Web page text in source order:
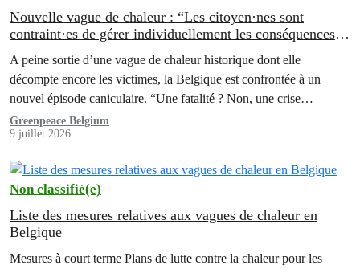
Nouvelle vague de chaleur : “Les citoyen·nes sont
contraint·es de gérer individuellement les conséquences
A peine sortie d’une vague de chaleur historique dont elle
décompte encore les victimes, la Belgique est confrontée à un
nouvel épisode caniculaire. “Une fatalité ? Non, une crise
annoncée…
Greenpeace Belgium
9 juillet 2026
Non classifié(e)
Liste des mesures relatives aux vagues de chaleur en
Belgique
Mesures à court terme Plans de lutte contre la chaleur pour les